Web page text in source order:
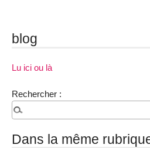
blog
Lu ici ou là
Rechercher :
Dans la même